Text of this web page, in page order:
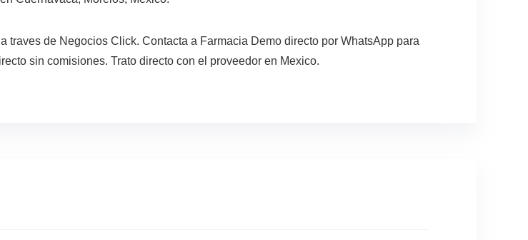
de Negocios Click. Contacta a Farmacia Demo directo por WhatsApp para
sin comisiones. Trato directo con el proveedor en Mexico.